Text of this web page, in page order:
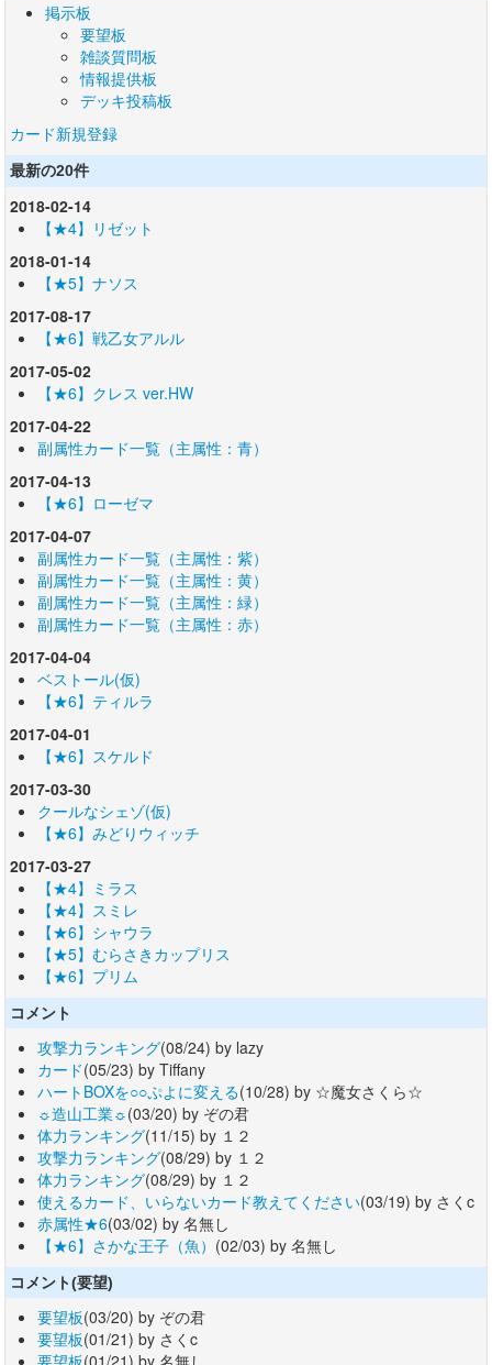
掲示板
要望板
雑談質問板
情報提供板
デッキ投稿板
カード新規登録
最新の20件
2018-02-14
【★4】リゼット
2018-01-14
【★5】ナソス
2017-08-17
【★6】戦乙女アルル
2017-05-02
【★6】クレス ver.HW
2017-04-22
副属性カード一覧（主属性：青）
2017-04-13
【★6】ローゼマ
2017-04-07
副属性カード一覧（主属性：紫）
副属性カード一覧（主属性：黄）
副属性カード一覧（主属性：緑）
副属性カード一覧（主属性：赤）
2017-04-04
ベストール(仮)
【★6】ティルラ
2017-04-01
【★6】スケルド
2017-03-30
クールなシェゾ(仮)
【★6】みどりウィッチ
2017-03-27
【★4】ミラス
【★4】スミレ
【★6】シャウラ
【★5】むらさきカップリス
【★6】プリム
コメント
攻撃力ランキング(08/24) by lazy
カード(05/23) by Tiffany
ハートBOXを○○ぷよに変える(10/28) by ☆魔女さくら☆
☼造山工業☼(03/20) by ぞの君
体力ランキング(11/15) by １２
攻撃力ランキング(08/29) by １２
体力ランキング(08/29) by １２
使えるカード、いらないカード教えてください(03/19) by さくc
赤属性★6(03/02) by 名無し
【★6】さかな王子（魚） (02/03) by 名無し
コメント(要望)
要望板(03/20) by ぞの君
要望板(01/21) by さくc